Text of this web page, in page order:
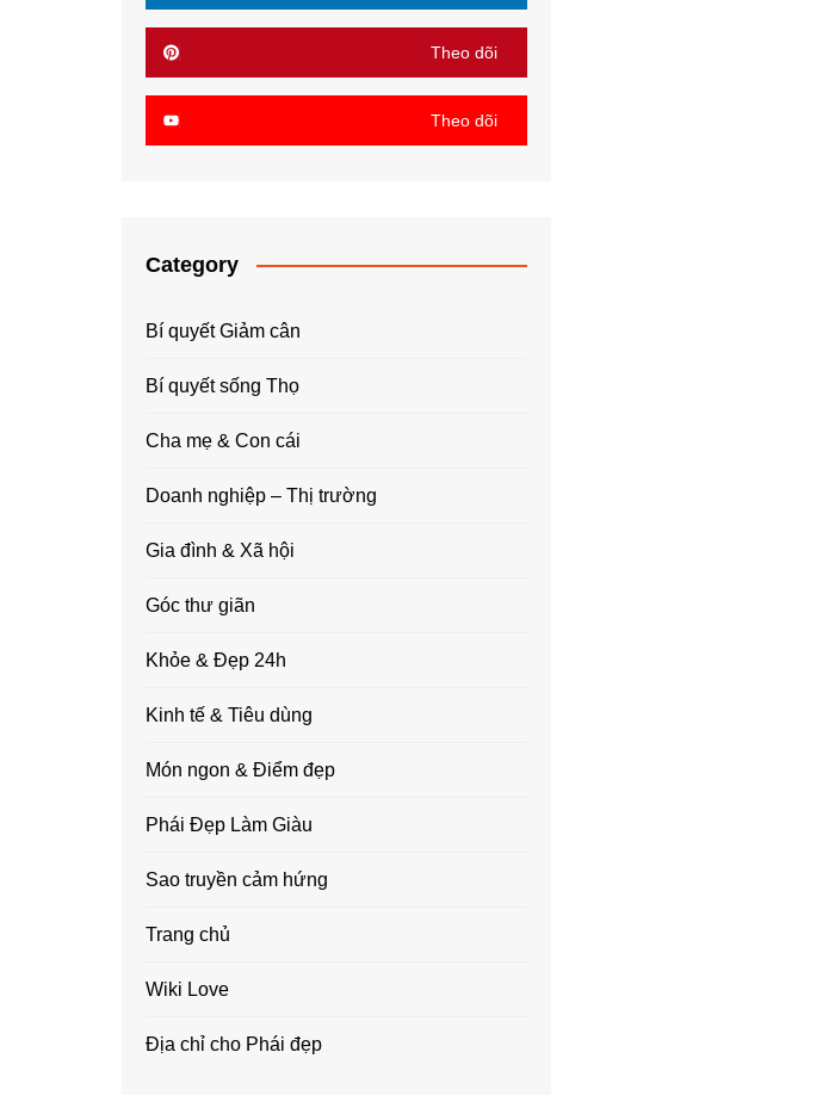
Theo dõi
Theo dõi
Category
Bí quyết Giảm cân
Bí quyết sống Thọ
Cha mẹ & Con cái
Doanh nghiệp – Thị trường
Gia đình & Xã hội
Góc thư giãn
Khỏe & Đẹp 24h
Kinh tế & Tiêu dùng
Món ngon & Điểm đẹp
Phái Đẹp Làm Giàu
Sao truyền cảm hứng
Trang chủ
Wiki Love
Địa chỉ cho Phái đẹp